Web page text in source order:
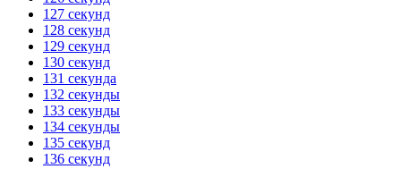
127 секунд
128 секунд
129 секунд
130 секунд
131 секунда
132 секунды
133 секунды
134 секунды
135 секунд
136 секунд